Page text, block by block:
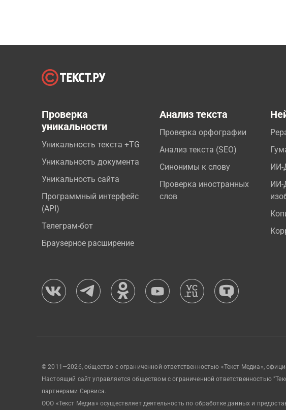
Проверка
уникальности
Уникальность текста +TG
Уникальность документа
Уникальность сайта
Программный интерфейс
(API)
Телеграм-бот
Браузерное расширение
Анализ текста
Проверка орфографии
Анализ текста (SEO)
Синонимы к слову
Проверка иностранных
слов
ИИ-
ИИ-
© 2011—2026, общество с ограниченной ответственностью «Текст Медиа»,
Настоящий сайт управляется обществом с ограниченной ответственностью
партнерами Сервиса.
ООО «Текст Медиа» осуществляет деятельность по обработке данных и